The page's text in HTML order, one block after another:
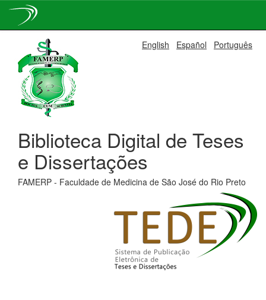
navigation
English Español Português
Biblioteca Digital de Teses
e Dissertações
FAMERP - Faculdade de Medicina de São José do Rio Preto